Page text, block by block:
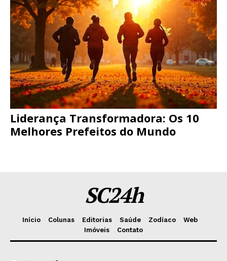
Liderança Transformadora: Os 10
Melhores Prefeitos do Mundo
SC24h
Início Colunas Editorias Saúde Zodíaco
Web
Imóveis
Contato